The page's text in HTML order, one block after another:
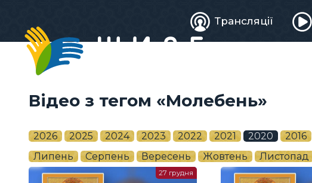
Живе
телебачення
Трансляції
Відео з тегом «Молебень»
2026 2025 2024 2023 2022 2021 2020 2016
Липень
Серпень Вересень Жовтень Листопад
27 грудня